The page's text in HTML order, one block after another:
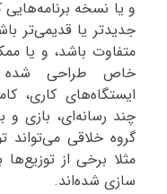
و یا نسخه
جدیدتر یا قدیمی‌تر
متفاوت باشد، و یا
خاص طراحی شده
ایستگاه‌های کاری،
چند رسانه‌ای، بازی و
گروه خلاقی می‌تواند
مثلا برخی از
سازی شده‌اند.